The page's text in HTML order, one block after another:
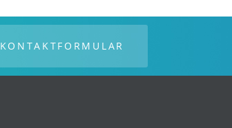
KONTAKTFORMULAR